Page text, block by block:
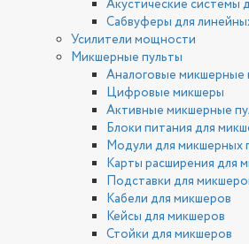
Акустические системы
Сабвуферы для
Усилители мощности
Микшерные пульты
Аналоговые микшерные
Цифровые микшеры
Активные микшерные
Блоки питания для
Модули для микшерных
Карты расширения для
Подставки для
Кабели для микшеров
Кейсы для микшеров
Стойки для микшеров